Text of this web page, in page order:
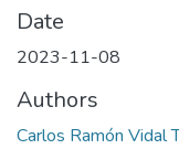
Date
2023-11-08
Authors
Carlos Ramón Vidal